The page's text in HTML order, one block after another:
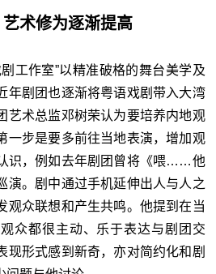
术修为逐渐提高
工作室”以精准破格的舞台美学及
年剧团也逐渐将粤语戏剧带入大湾
艺术总监邓树荣认为要培养内地观
一步是要多前往当地表演，增加观
识，例如去年剧团曾将《喂……他
演。剧中通过手机延伸出人与人之
观众联想和产生共鸣。他提到在当
众都很主动、乐于表达与剧团交
现形式感到新奇，亦对简约化和剧